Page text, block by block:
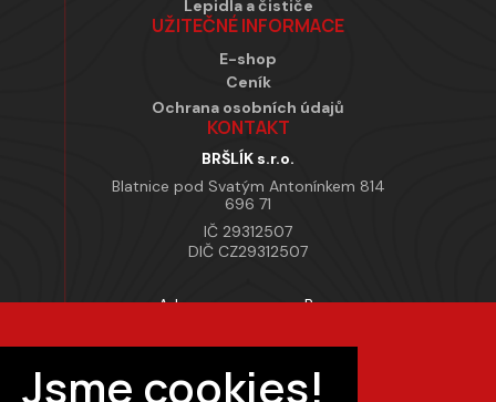
Jsme cookies!
Lepidla a čističe
UŽITEČNÉ INFORMACE
E-shop
Ceník
Ochrana osobních údajů
KONTAKT
BRŠLÍK s.r.o.
Blatnice pod Svatým Antonínkem 814
696 71
IČ 29312507
DIČ CZ29312507
Adresa provozovny Brno
Pracovní doba
Po–Pá 7:00 – 15:30